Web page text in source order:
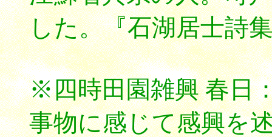
した。『石湖居士詩
※四時田園雑興 春日
事物に感じて感興を